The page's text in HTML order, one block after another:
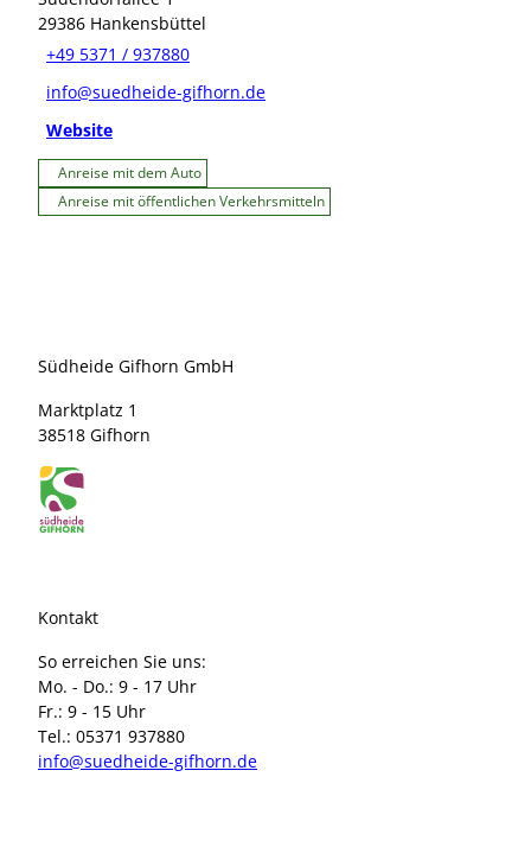
29386 Hankensbüttel
+49 5371 / 937880
info@suedheide-gifhorn.de
Website
Anreise mit dem Auto
Anreise mit öffentlichen Verkehrsmitteln
Südheide Gifhorn GmbH
Marktplatz 1
38518 Gifhorn
Kontakt
So erreichen Sie uns:
Mo. - Do.: 9 - 17 Uhr
Fr.: 9 - 15 Uhr
Tel.: 05371 937880
info@suedheide-gifhorn.de